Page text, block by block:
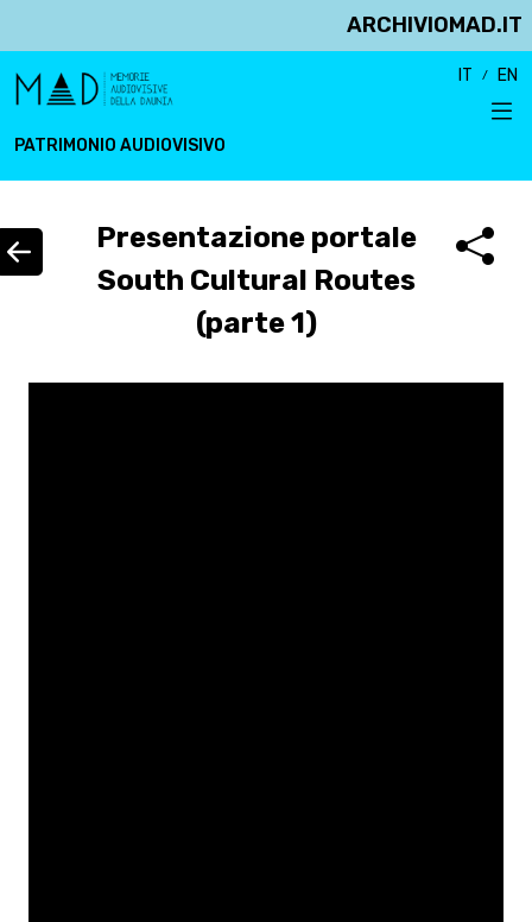
ARCHIVIOMAD.IT
PATRIMONIO AUDIOVISIVO
IT EN
Presentazione portale
South Cultural Routes
(parte 1)